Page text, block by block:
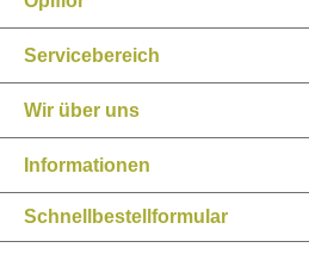
Servicebereich
Wir über uns
Informationen
Schnellbestellformular